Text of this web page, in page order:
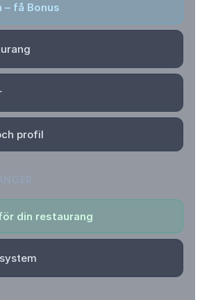
– få Bonus
profil
din restaurang